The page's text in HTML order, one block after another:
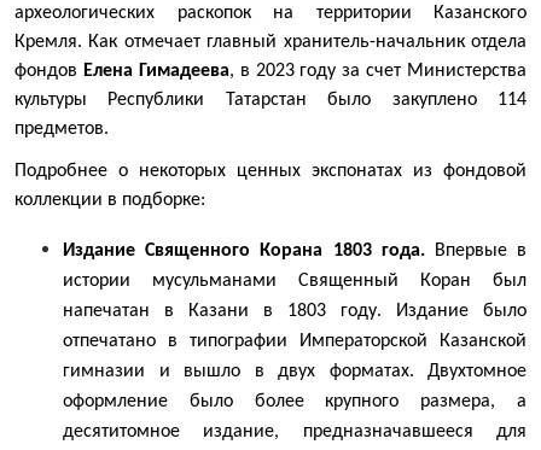
археологических раскопок на территории Казанского
Кремля. Как отмечает главный хранитель-начальник отдела
фондов Елена Гимадеева, в 2023 году за счет Министерства
культуры Республики Татарстан было закуплено 114
предметов.
Подробнее о некоторых ценных экспонатах из фондовой
коллекции в подборке:
Издание Священного Корана 1803 года.
Впервые в
истории мусульманами Священный Коран был
напечатан в Казани в 1803 году. Издание было
отпечатано в типографии Императорской Казанской
гимназии и вышло в двух форматах. Двухтомное
оформление было более крупного размера, а
десятитомное издание, предназначавшееся для